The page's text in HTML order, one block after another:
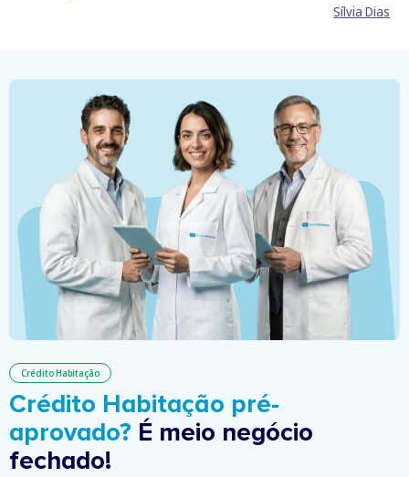
Sílvia Dias
Crédito Habitação
Crédito Habitação pré-
aprovado? É meio negócio
fechado!